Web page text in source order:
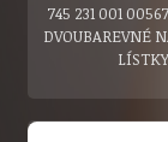
745 231 001
DVOUBAREVNÉ
LÍSTKY